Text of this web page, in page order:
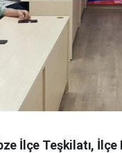
İlçe Teşkilatı, İlçe